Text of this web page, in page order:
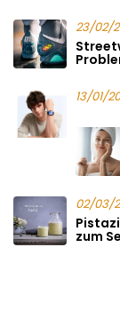
23/02/
13/01/
02/03/
zum